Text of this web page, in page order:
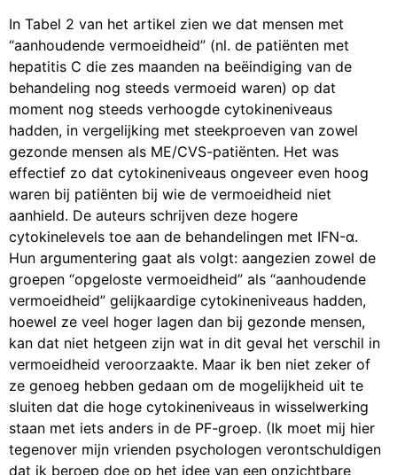
In Tabel 2 van het artikel zien we dat mensen met
“aanhoudende vermoeidheid” (nl. de patiënten met
hepatitis C die zes maanden na beëindiging van de
behandeling nog steeds vermoeid waren) op dat
moment nog steeds verhoogde cytokineniveaus
hadden, in vergelijking met steekproeven van zowel
gezonde mensen als ME/CVS-patiënten. Het was
effectief zo dat cytokineniveaus ongeveer even hoog
waren bij patiënten bij wie de vermoeidheid niet
aanhield. De auteurs schrijven deze hogere
cytokinelevels toe aan de behandelingen met IFN-α.
Hun argumentering gaat als volgt: aangezien zowel de
groepen “opgeloste vermoeidheid” als “aanhoudende
vermoeidheid” gelijkaardige cytokineniveaus hadden,
hoewel ze veel hoger lagen dan bij gezonde mensen,
kan dat niet hetgeen zijn wat in dit geval het verschil in
vermoeidheid veroorzaakte. Maar ik ben niet zeker of
ze genoeg hebben gedaan om de mogelijkheid uit te
sluiten dat die hoge cytokineniveaus in wisselwerking
staan met iets anders in de PF-groep. (Ik moet mij hier
tegenover mijn vrienden psychologen verontschuldigen
dat ik beroep doe op het idee van een onzichtbare